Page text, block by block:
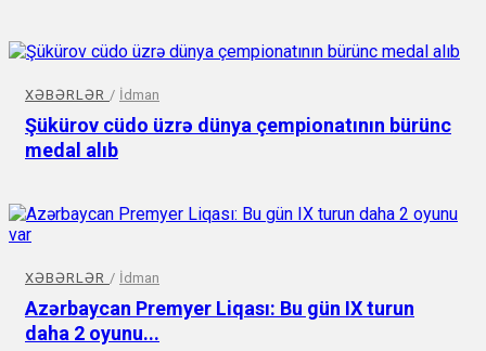
XƏBƏRLƏR / İdman
Şükürov cüdo üzrə dünya çempionatının bürünc
medal alıb
XƏBƏRLƏR / İdman
Azərbaycan Premyer Liqası: Bu gün IX turun
daha 2 oyunu...